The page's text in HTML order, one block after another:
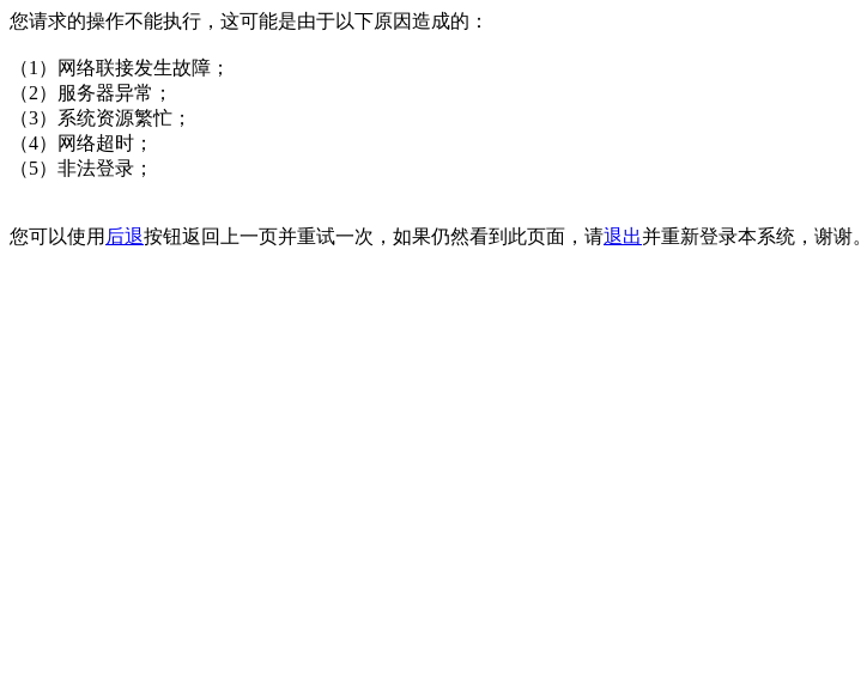
您请求的操作不能执行，这可能是由于以下原因造成的：
（1）网络联接发生故障；
（2）服务器异常；
（3）系统资源繁忙；
（4）网络超时；
（5）非法登录；
您可以使用 后退按钮返回上一页并重试一次，如果仍然看到此页面，请退出并重新登录本系统，谢谢。